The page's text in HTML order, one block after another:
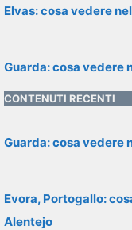
Elvas: cosa vedere
Guarda: cosa vedere
CONTENUTI RECENTI
Guarda: cosa vedere
Evora, Portogallo:
Alentejo